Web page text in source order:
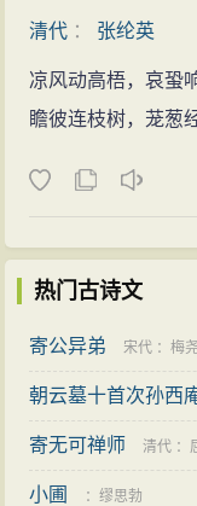
清代 ： 张纶英
凉风动高梧，哀蛩
瞻彼连枝树，茏葱
热门古诗文
寄公异弟 宋代 ：梅
朝云墓十首次孙西
寄无可禅师 清代 ：
小圃 ：缪思勃